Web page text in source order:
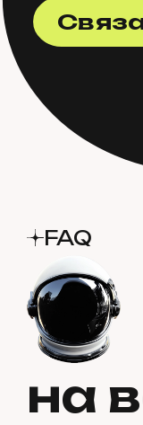
Связ
Связ
FAQ
на